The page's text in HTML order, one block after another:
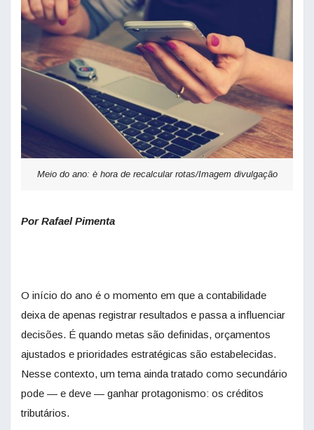
Meio do ano: è hora de recalcular rotas/Imagem divulgação
Por Rafael Pimenta
O início do ano é o momento em que a contabilidade
deixa de apenas registrar resultados e passa a influenciar
decisões. É quando metas são definidas, orçamentos
ajustados e prioridades estratégicas são estabelecidas.
Nesse contexto, um tema ainda tratado como secundário
pode — e deve — ganhar protagonismo: os créditos
tributários.